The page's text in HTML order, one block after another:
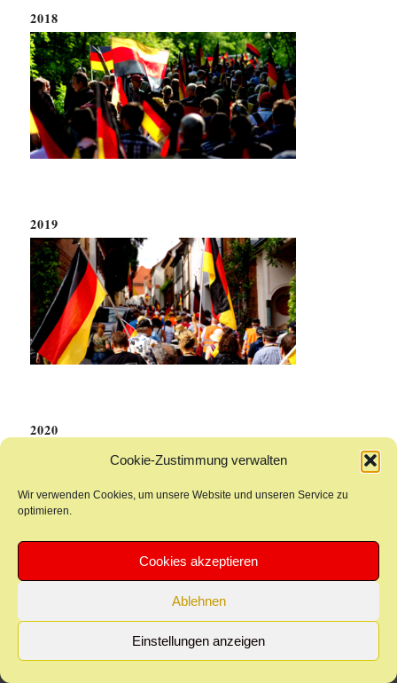
Cookie-Zustimmung verwalten
Wir verwenden Cookies, um unsere Website und unseren Service zu
optimieren.
Cookies akzeptieren
Ablehnen
Einstellungen anzeigen
2018
2019
2020